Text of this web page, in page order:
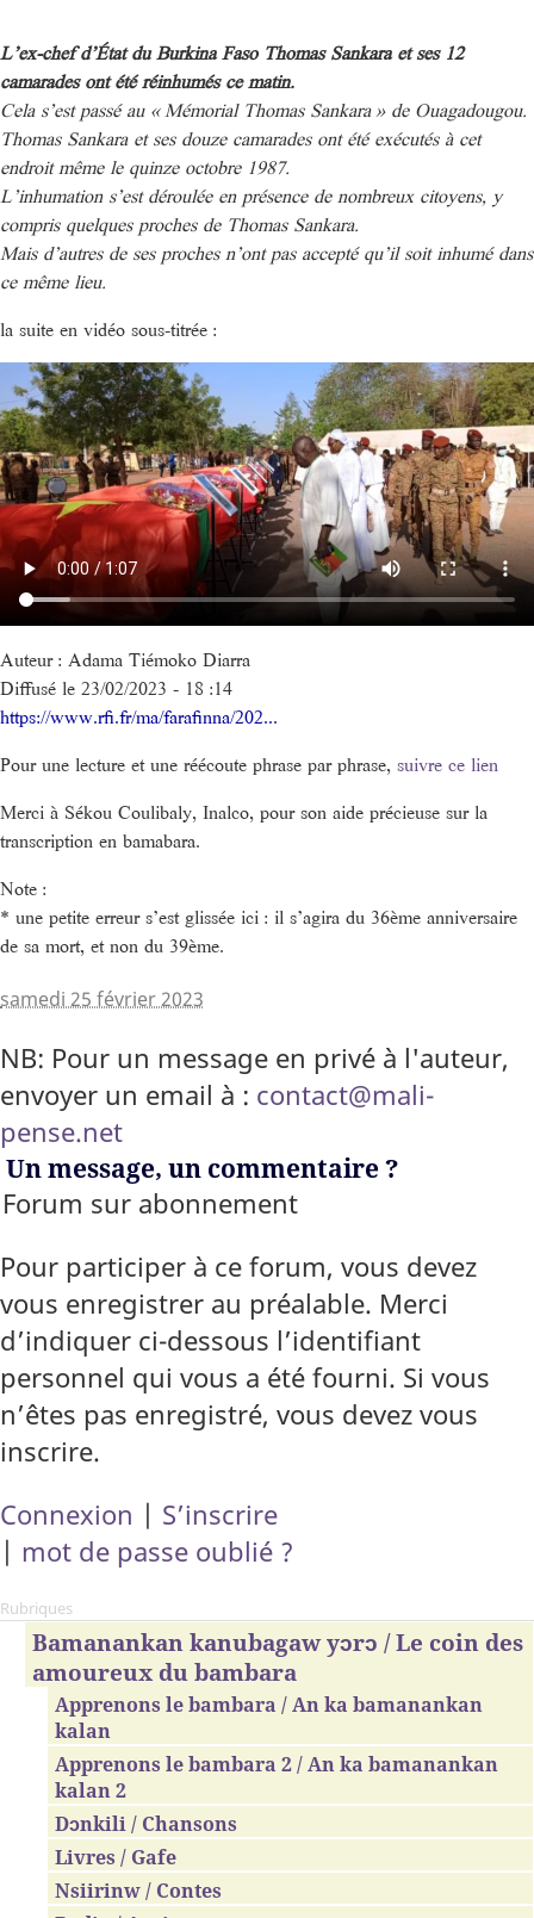
L’ex-chef d’État du Burkina Faso Thomas Sankara et ses 12
camarades ont été réinhumés ce matin.
Cela s’est passé au « Mémorial Thomas Sankara » de Ouagadougou.
Thomas Sankara et ses douze camarades ont été exécutés à cet
endroit même le quinze octobre 1987.
L’inhumation s’est déroulée en présence de nombreux citoyens, y
compris quelques proches de Thomas Sankara.
Mais d’autres de ses proches n’ont pas accepté qu’il soit inhumé dans
ce même lieu.
la suite en vidéo sous-titrée :
Auteur : Adama Tiémoko Diarra
Diffusé le 23/02/2023 - 18 :14
https://www.rfi.fr/ma/farafinna/202...
Pour une lecture et une réécoute phrase par phrase, suivre ce lien
Merci à Sékou Coulibaly, Inalco, pour son aide précieuse sur la
transcription en bamabara.
Note :
* une petite erreur s’est glissée ici : il s’agira du 36ème anniversaire
de sa mort, et non du 39ème.
samedi 25 février 2023
NB: Pour un message en privé à l'auteur,
envoyer un email à : contact@mali-
pense.net
Un message, un commentaire ?
Forum sur abonnement
Pour participer à ce forum, vous devez
vous enregistrer au préalable. Merci
d’indiquer ci-dessous l’identifiant
personnel qui vous a été fourni. Si vous
n’êtes pas enregistré, vous devez vous
inscrire.
Connexion | S’inscrire
| mot de passe oublié ?
Rubriques
Bamanankan kanubagaw yɔrɔ / Le coin des
amoureux du bambara
Apprenons le bambara / An ka bamanankan
kalan
Apprenons le bambara 2 / An ka bamanankan
kalan 2
Dɔnkili / Chansons
Livres / Gafe
Nsiirinw / Contes